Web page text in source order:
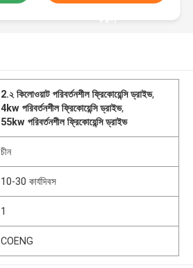
করুন
2.২ কিলোওয়াট পরিবর্তনশীল ফ্রিকোয়েন্সি ড্রাইভ,
4kw পরিবর্তনশীল ফ্রিকোয়েন্সি ড্রাইভ,
55kw পরিবর্তনশীল ফ্রিকোয়েন্সি ড্রাইভ
চীন
10-30 কার্যদিবস
1
COENG